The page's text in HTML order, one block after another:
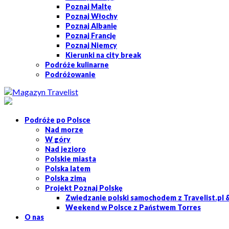
Poznaj Maltę
Poznaj Włochy
Poznaj Albanię
Poznaj Francję
Poznaj Niemcy
Kierunki na city break
Podróże kulinarne
Podróżowanie
Podróże po Polsce
Nad morze
W góry
Nad jezioro
Polskie miasta
Polska latem
Polska zimą
Projekt Poznaj Polskę
Zwiedzanie polski samochodem z Travelist.pl
Weekend w Polsce z Państwem Torres
O nas